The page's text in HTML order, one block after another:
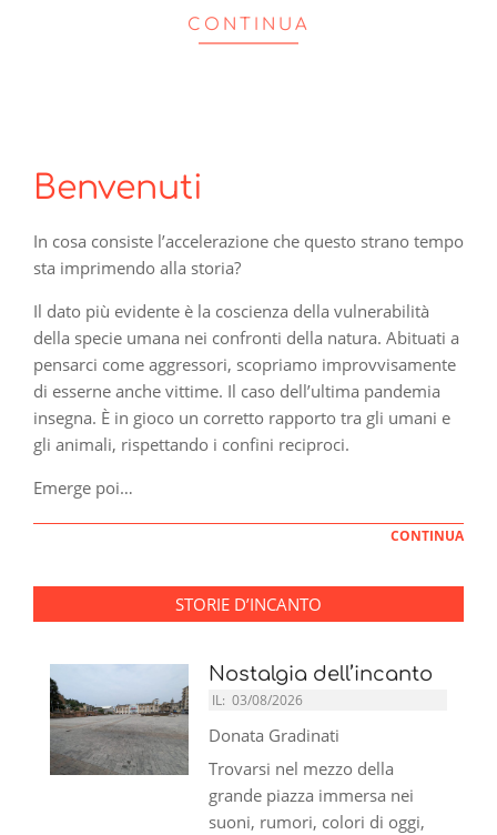
CONTINUA
Benvenuti
In cosa consiste l’accelerazione che questo strano tempo
sta imprimendo alla storia?
Il dato più evidente è la coscienza della vulnerabilità
della specie umana nei confronti della natura. Abituati a
pensarci come aggressori, scopriamo improvvisamente
di esserne anche vittime. Il caso dell’ultima pandemia
insegna. È in gioco un corretto rapporto tra gli umani e
gli animali, rispettando i confini reciproci.
Emerge poi…
CONTINUA
STORIE D’INCANTO
Nostalgia dell’incanto
IL: 03/08/2026
Donata Gradinati
Trovarsi nel mezzo della
grande piazza immersa nei
suoni, rumori, colori di oggi,